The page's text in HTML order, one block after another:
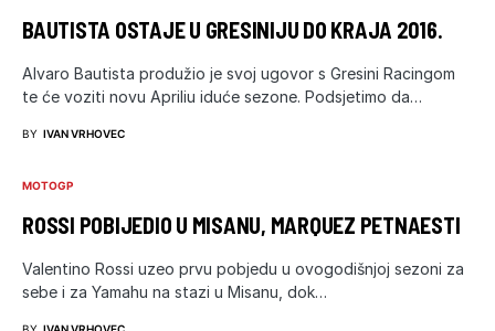
BAUTISTA OSTAJE U GRESINIJU DO KRAJA 2016.
Alvaro Bautista produžio je svoj ugovor s Gresini Racingom
te će voziti novu Apriliu iduće sezone. Podsjetimo da…
BY IVAN VRHOVEC
MOTOGP
ROSSI POBIJEDIO U MISANU, MARQUEZ PETNAESTI
Valentino Rossi uzeo prvu pobjedu u ovogodišnjoj sezoni za
sebe i za Yamahu na stazi u Misanu, dok…